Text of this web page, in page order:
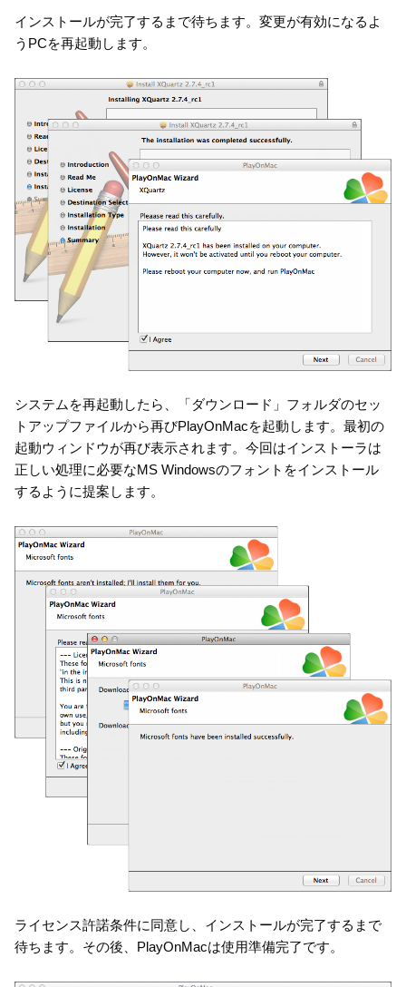
インストールが完了するまで待ちます。変更が有効になるよ
うPCを再起動します。
システムを再起動したら、「ダウンロード」フォルダのセッ
トアップファイルから再びPlayOnMacを起動します。最初の
起動ウィンドウが再び表示されます。今回はインストーラは
正しい処理に必要なMS Windowsのフォントをインストール
するように提案します。
ライセンス許諾条件に同意し、インストールが完了するまで
待ちます。その後、PlayOnMacは使用準備完了です。